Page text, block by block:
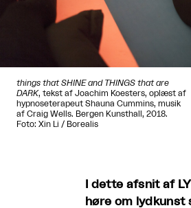
things that SHINE and THINGS that are
DARK, tekst af Joachim Koesters, oplæst af
hypnoseterapeut Shauna Cummins, musik
af Craig Wells. Bergen Kunsthall, 2018.
Foto: Xin Li / Borealis
I dette afsnit af
høre om lydkunst